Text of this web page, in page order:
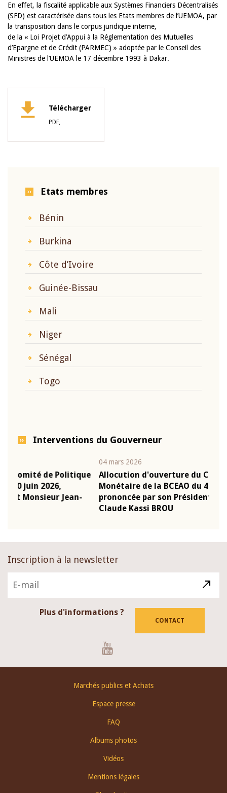
En effet, la fiscalité applicable aux Systèmes Financiers Décentralisés
(SFD) est caractérisée dans tous les Etats membres de l’UEMOA, par
la transposition dans le corpus juridique interne,
de la « Loi Projet d’Appui à la Réglementation des Mutuelles
d’Epargne et de Crédit (PARMEC) » adoptée par le Conseil des
Ministres de l’UEMOA le 17 décembre 1993 à Dakar.
Télécharger
PDF,
Etats membres
Bénin
Burkina
Côte d’Ivoire
Guinée-Bissau
Mali
Niger
Sénégal
Togo
Interventions du Gouverneur
Allocution d'ouverture du Comité de Politique
Monétaire de la BCEAO du 4 mars 2026,
prononcée par son Président Monsieur Jean-
Inscription à la newsletter
Plus d'informations ?
CONTACT
Marchés publics et Achats
Espace presse
FAQ
Albums photos
Vidéos
Mentions légales